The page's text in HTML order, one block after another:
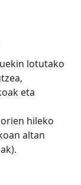
lotutako
eta
hileko
altan